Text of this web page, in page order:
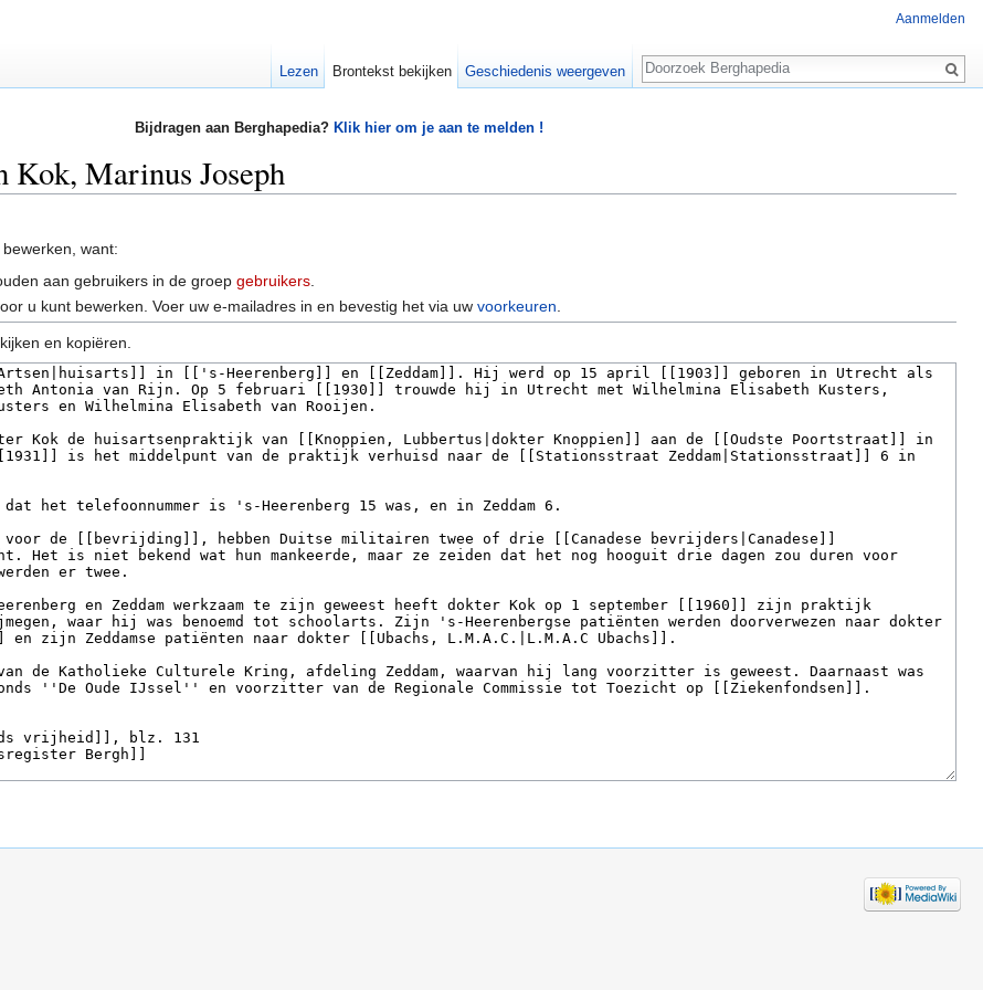
Bijdragen aan Berghapedia? Klik hier om je aan te melden !
Kok, Marinus Joseph
want:
aan gebruikers in de groepgebruikers
u kunt bewerken. Voer uw e-mailadres in en bevestig het via uwvoorkeuren
en kopiëren.
Aanmelden
Lezen Brontekst bekijken Geschiedenis weergeven
Zoeken